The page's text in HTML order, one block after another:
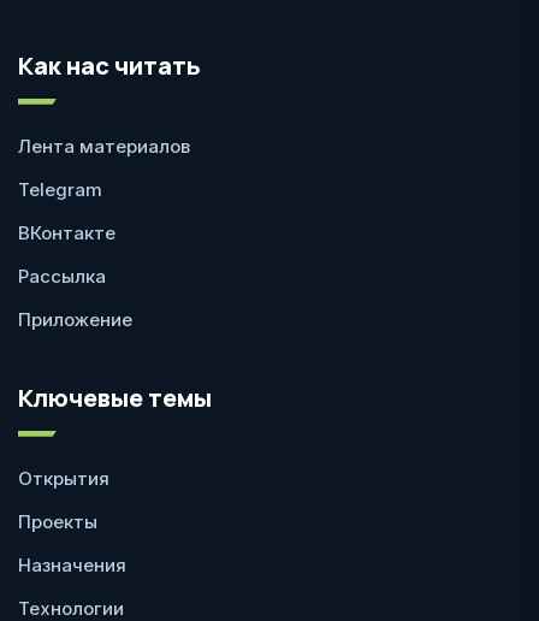
Как нас читать
Лента материалов
Telegram
ВКонтакте
Рассылка
Приложение
Ключевые темы
Открытия
Проекты
Назначения
Технологии